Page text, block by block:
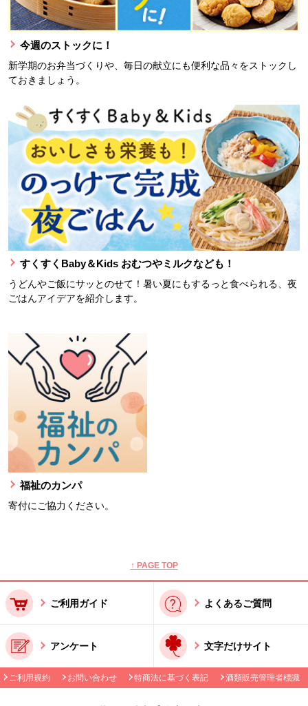
今週のストックに！
新学期のお弁当づくりや、毎日の献立にも便利な品々をストックし
ておきましょう。
すくすくBaby＆Kids おむつやミルクなども！
うどんやご飯にサッとのせて！暑い夏にもするっと食べられる、夜
ごはんアイデアを紹介します。
福祉のカンパ
寄付にご協力ください。
↑ PAGE TOP
ご利用ガイド よくあるご質問
アンケート 文字だけサイト
ご利用規約 お問い合わせ 特商法に基づく表記 酒類販売管理者標識